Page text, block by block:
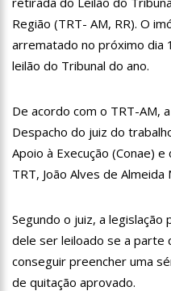
13:24 Dia Mundial da
prevenção e
13:19 Professores do AM
13:14
Boi Caprichoso lança
Troup Caprichoso e
13:07 Greve de ônibus é
12:49 Anitta diz que ficou dez
12:37 Agenor Tupinambá
Região (TRT- AM, RR). O
arrematado no próximo dia
leilão do Tribunal do ano.
De acordo com o TRT-AM,
Despacho do juiz do
Apoio à Execução (Conae)
TRT, João Alves de Almeida
Segundo o juiz, a
dele ser leiloado se a parte
conseguir preencher uma
de quitação aprovado.